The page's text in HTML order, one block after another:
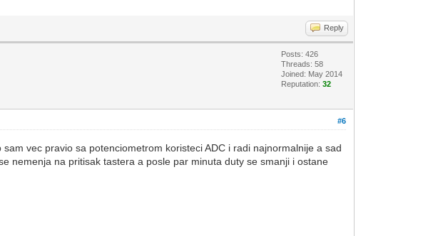
Reply
Posts: 426
Threads: 58
Joined: May 2014
Reputation:32
#6
vec pravio sa potenciometrom koristeci ADC i radi najnormalnije a sad
nemenja na pritisak tastera a posle par minuta duty se smanji i ostane